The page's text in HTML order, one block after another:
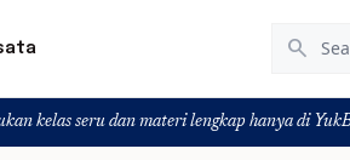
search
dan materi lengkap hanya di